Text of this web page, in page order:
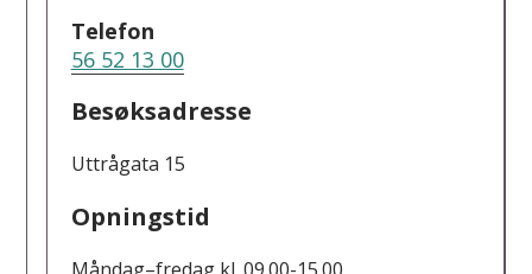
Telefon
56 52 13 00
Besøksadresse
Uttrågata 15
Opningstid